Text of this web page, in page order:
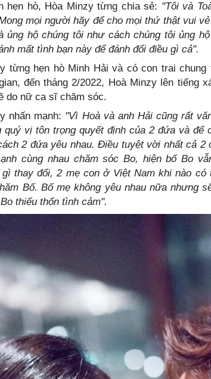
hẹn hò, Hòa Minzy từng chia sẻ: "Tôi và
mọi người hãy để cho mọi thứ thật vui
ủng hộ chúng tôi như cách chúng tôi ủng
mất tình bạn này để đánh đổi điều gì cả".
từng hẹn hò Minh Hải và có con trai
đến tháng 2/2022, Hoà Minzy lên tiếng
do nữ ca sĩ chăm sóc.
nhấn mạnh: "Vì Hoà và anh Hải cũng rất
quý vị tôn trọng quyết định của 2 đứa và để
2 đứa yêu nhau. Điều tuyệt vời nhất cả 2
cùng nhau chăm sóc Bo, hiện bố Bo
gì thay đổi, 2 mẹ con ở Việt Nam khi nào
Bố. Bố mẹ không yêu nhau nữa nhưng
thiếu thốn tình cảm".